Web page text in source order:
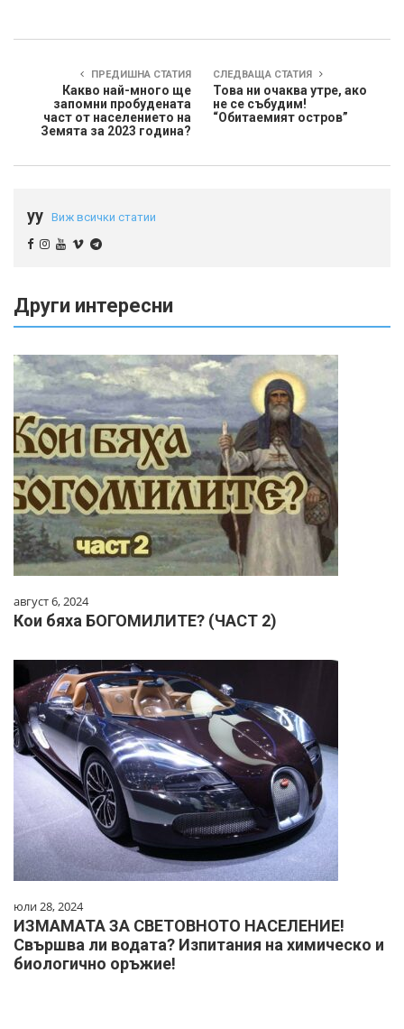
ПРЕДИШНА СТАТИЯ
Какво най-много ще
запомни пробудената
част от населението на
Земята за 2023 година?
СЛЕДВАЩА СТАТИЯ
Това ни очаква утре, ако
не се събудим!
“Обитаемият остров”
yy Виж всички статии
Други интересни
август 6, 2024
Кои бяха БОГОМИЛИТЕ? (ЧАСТ 2)
юли 28, 2024
ИЗМАМАТА ЗА СВЕТОВНОТО НАСЕЛЕНИЕ!
Свършва ли водата? Изпитания на химическо и
биологично оръжие!